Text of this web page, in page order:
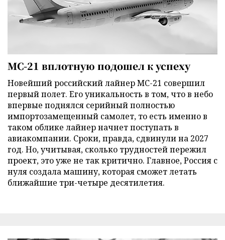
МС-21 вплотную подошел к успеху
Новейший российский лайнер МС-21 совершил
первый полет. Его уникальность в том, что в небо
впервые поднялся серийный полностью
импортозамещенный самолет, то есть именно в
таком облике лайнер начнет поступать в
авиакомпании. Сроки, правда, сдвинули на 2027
год. Но, учитывая, сколько трудностей пережил
проект, это уже не так критично. Главное, Россия с
нуля создала машину, которая сможет летать
ближайшие три-четыре десятилетия.